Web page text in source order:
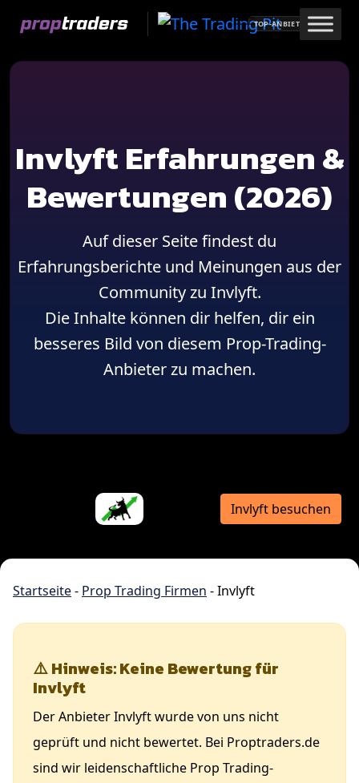
TOP-ANBIETER
Invlyft Erfahrungen &
Bewertungen (2026)
Auf dieser Seite findest du
Erfahrungsberichte und Meinungen aus der
Community zu Invlyft.
Die Inhalte können dir helfen, dir ein
besseres Bild von diesem Prop-Trading-
Anbieter zu machen.
Invlyft besuchen
Startseite- Prop Trading Firmen -Invlyft
⚠️ Hinweis: Keine Bewertung für
Invlyft
Der Anbieter Invlyft wurde von uns nicht
geprüft und nicht bewertet. Bei Proptraders.de
sind wir leidenschaftliche Prop Trading-